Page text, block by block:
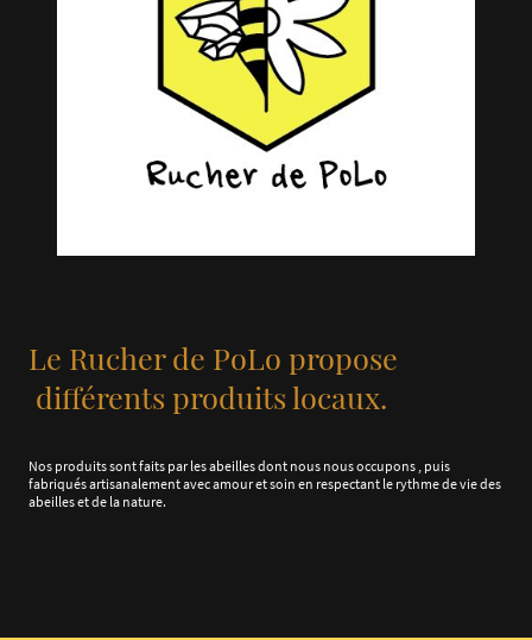
Le Rucher de PoLo propose
différents produits locaux.
Nos produits sont faits par les abeilles dont nous nous occupons , puis
fabriqués artisanalement avec amour et soin en respectant le rythme de vie des
abeilles et de la nature.